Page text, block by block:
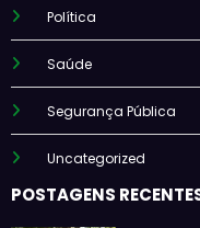
Política
Saúde
Segurança Pública
Uncategorized
POSTAGENS